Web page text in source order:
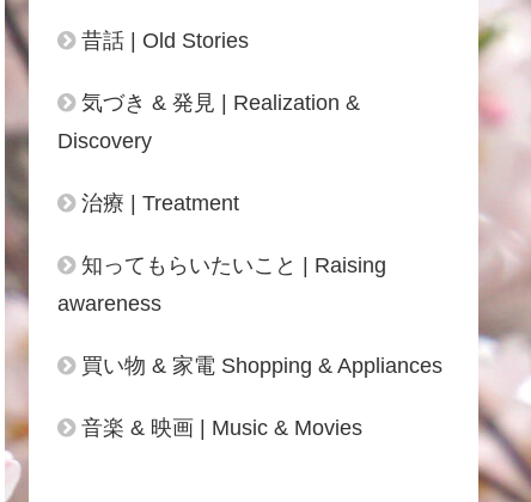
昔話 | Old Stories
気づき & 発見 | Realization &
Discovery
治療 | Treatment
知ってもらいたいこと | Raising
awareness
買い物 & 家電 Shopping & Appliances
音楽 & 映画 | Music & Movies